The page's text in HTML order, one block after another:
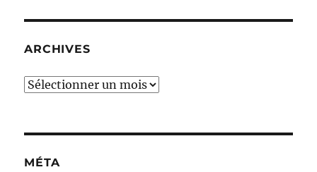
ARCHIVES
Archives
MÉTA